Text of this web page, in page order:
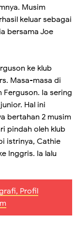
Musim
keluar sebagai
bersama Joe
ke klub
Masa-masa di
Ferguson. Ia sering
Hal ini
bertahan 2 musim
pindah oleh klub
istrinya, Cathie
Inggris. Ia lalu
Profil